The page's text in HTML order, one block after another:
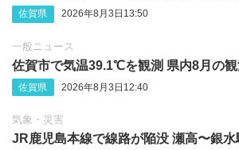
佐賀県 2026年8月3日13:50
一般ニュース
佐賀市で気温39.1℃を観測 県内8月の観
佐賀県 2026年8月3日12:40
気象・災害
JR鹿児島本線で線路が陥没 瀬高〜銀